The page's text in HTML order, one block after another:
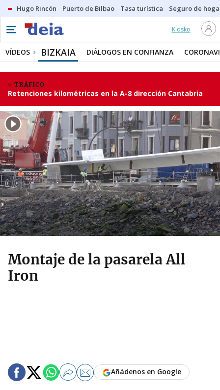
Hugo Rincón Puerto de Bilbao Tasa turística Seguro de
Kiosko
VÍDEOS BIZKAIA DIÁLOGOS EN CONFIANZA
TRÁFICO
Retenciones kilométricas en la A-8 dirección Cantabria
Montaje de la pasarela All
Iron
Añádenos en Google